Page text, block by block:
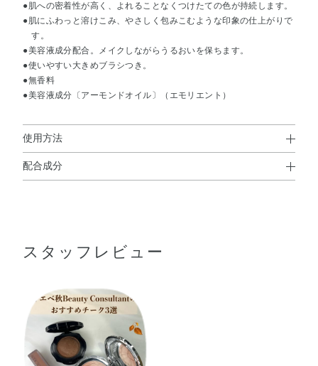
●肌への密着性が高く、よれることなくつけたての色が持続します。
●肌にふわっと溶けこみ、やさしく包みこむような印象の仕上がりで
す。
●美容液成分配合。メイクしながらうるおいを保ちます。
●使いやすい大きめブラシつき。
●無香料
●美容液成分〔アーモンドオイル〕（エモリエント）
使用方法
使用方法
使用上の注意
●ブラシがよごれたときは、ぬるま湯に中性洗剤を薄くとかして振り
洗いをしたあと、よくすすいで毛先をととのえ、日かげで完全に
乾かしてからお使いください。
配合成分
リカ・アーモンド油・トコフェロール・アミノプロピルト
ジメチコン・酸化スズ・グンジョウ・マイカ・酸化チタ
ン・酸化亜鉛・酸化鉄・赤202
スタッフレビュー